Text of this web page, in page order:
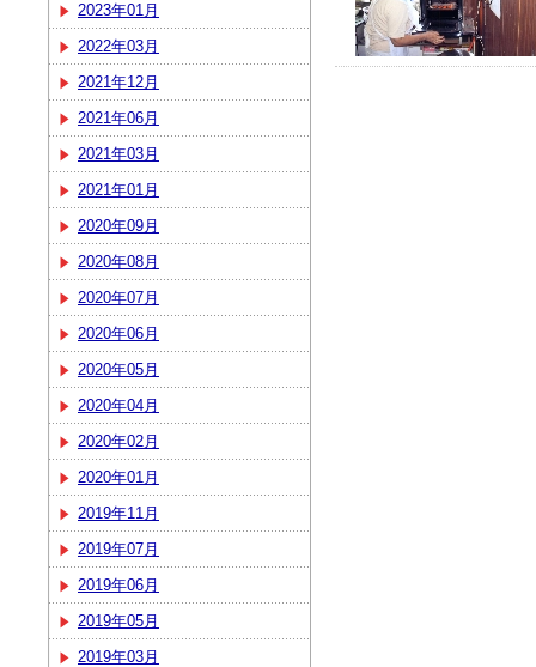
2023年01月
2022年03月
2021年12月
2021年06月
2021年03月
2021年01月
2020年09月
2020年08月
2020年07月
2020年06月
2020年05月
2020年04月
2020年02月
2020年01月
2019年11月
2019年07月
2019年06月
2019年05月
2019年03月